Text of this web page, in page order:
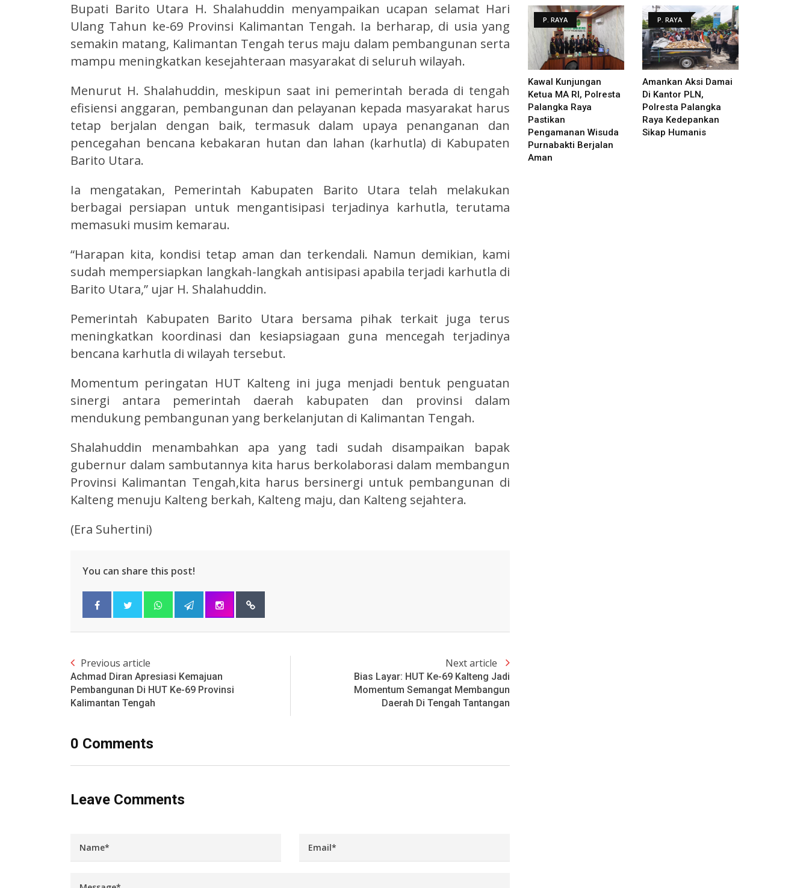
Bupati Barito Utara H. Shalahuddin menyampaikan ucapan selamat Hari
Ulang Tahun ke-69 Provinsi Kalimantan Tengah. Ia berharap, di usia yang
semakin matang, Kalimantan Tengah terus maju dalam pembangunan serta
mampu meningkatkan kesejahteraan masyarakat di seluruh wilayah.
Menurut H. Shalahuddin, meskipun saat ini pemerintah berada di tengah
efisiensi anggaran, pembangunan dan pelayanan kepada masyarakat harus
tetap berjalan dengan baik, termasuk dalam upaya penanganan dan
pencegahan bencana kebakaran hutan dan lahan (karhutla) di Kabupaten
Barito Utara.
Ia mengatakan, Pemerintah Kabupaten Barito Utara telah melakukan
berbagai persiapan untuk mengantisipasi terjadinya karhutla, terutama
memasuki musim kemarau.
“Harapan kita, kondisi tetap aman dan terkendali. Namun demikian, kami
sudah mempersiapkan langkah-langkah antisipasi apabila terjadi karhutla di
Barito Utara,” ujar H. Shalahuddin.
Pemerintah Kabupaten Barito Utara bersama pihak terkait juga terus
meningkatkan koordinasi dan kesiapsiagaan guna mencegah terjadinya
bencana karhutla di wilayah tersebut.
Momentum peringatan HUT Kalteng ini juga menjadi bentuk penguatan
sinergi antara pemerintah daerah kabupaten dan provinsi dalam
mendukung pembangunan yang berkelanjutan di Kalimantan Tengah.
Shalahuddin menambahkan apa yang tadi sudah disampaikan bapak
gubernur dalam sambutannya kita harus berkolaborasi dalam membangun
Provinsi Kalimantan Tengah,kita harus bersinergi untuk pembangunan di
Kalteng menuju Kalteng berkah, Kalteng maju, dan Kalteng sejahtera.
(Era Suhertini)
You can share this post!
Previous article
Achmad Diran Apresiasi Kemajuan
Pembangunan Di HUT Ke-69 Provinsi
Kalimantan Tengah
Next article
Bias Layar: HUT Ke-69 Kalteng Jadi
Momentum Semangat Membangun
Daerah Di Tengah Tantangan
0 Comments
Leave Comments
P. RAYA
Kawal Kunjungan
Ketua MA RI, Polresta
Palangka Raya
Pastikan
Pengamanan Wisuda
Purnabakti Berjalan
Aman
P. RAYA
Amankan Aksi Damai
Di Kantor PLN,
Polresta Palangka
Raya Kedepankan
Sikap Humanis